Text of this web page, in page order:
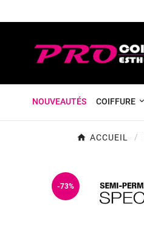
NOUVEAUTÉS COIFFURE
ACCUEIL
-73%